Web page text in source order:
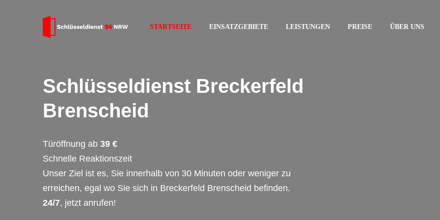
STARTSEITE EINSATZGEBIETE LEISTUNGEN PREISE ÜBER UNS
Schlüsseldienst Breckerfeld
Brenscheid
Türöffnung ab 39 €
Schnelle Reaktionszeit
Unser Ziel ist es, Sie innerhalb von 30 Minuten oder weniger zu
erreichen, egal wo Sie sich in Breckerfeld Brenscheid befinden.
24/7, jetzt anrufen!